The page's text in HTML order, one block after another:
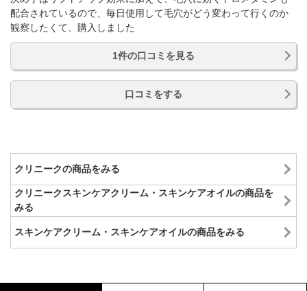
配合されているので、毎日使用して毛穴がどう変わって行くのか
観察したくて、購入しました
1件の口コミを見る
口コミをする
クリニークの商品をみる
クリニークスキンケアクリーム・スキンケアオイルの商品を
みる
スキンケアクリーム・スキンケアオイルの商品をみる